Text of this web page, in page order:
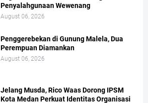
Penyalahgunaan Wewenang
August 06, 2026
Penggerebekan di Gunung Malela, Dua
Perempuan Diamankan
August 06, 2026
Jelang Musda, Rico Waas Dorong IPSM
Kota Medan Perkuat Identitas Organisasi